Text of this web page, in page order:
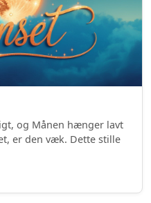
og Månen hænger lavt
er den væk. Dette stille